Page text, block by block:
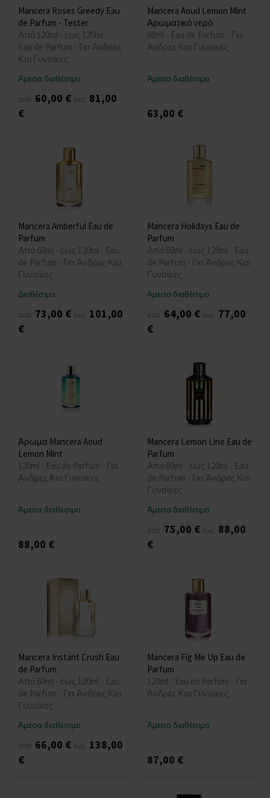
Mancera Roses Greedy Eau
de Parfum - Tester
Από 120ml - έως 120ml -
Eau de Parfum - Για Άνδρες
Και Γυναίκες
Άμεσα διαθέσιμο
από 60,00 € έως 81,00
€
Mancera Aoud Lemon Mint
Αρωματικό νερό
60ml - Eau de Parfum - Για
Άνδρες Και Γυναίκες
Άμεσα διαθέσιμο
63,00 €
Mancera Amberful Eau de
Parfum
Από 60ml - έως 120ml - Eau
de Parfum - Για Άνδρες Και
Γυναίκες
Διαθέσιμο
από 73,00 € έως 101,00
€
Mancera Holidays Eau de
Parfum
Από 60ml - έως 120ml - Eau
de Parfum - Για Άνδρες Και
Γυναίκες
Άμεσα διαθέσιμο
από 64,00 € έως 77,00
€
Άρωμα Mancera Aoud
Lemon Mint
120ml - Eau de Parfum - Για
Άνδρες Και Γυναίκες
Άμεσα διαθέσιμο
88,00 €
Mancera Lemon Line Eau de
Parfum
Από 60ml - έως 120ml - Eau
de Parfum - Για Άνδρες Και
Γυναίκες
Άμεσα διαθέσιμο
από 75,00 € έως 88,00
€
Mancera Instant Crush Eau
de Parfum
Από 60ml - έως 120ml - Eau
de Parfum - Για Άνδρες Και
Γυναίκες
Άμεσα διαθέσιμο
από 66,00 € έως 138,00
€
Mancera Fig Me Up Eau de
Parfum
120ml - Eau de Parfum - Για
Άνδρες Και Γυναίκες
Άμεσα διαθέσιμο
87,00 €